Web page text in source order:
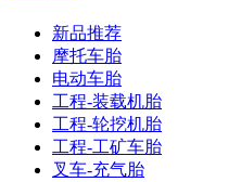
新品推荐
摩托车胎
电动车胎
工程-装载机胎
工程-轮挖机胎
工程-工矿车胎
叉车-充气胎